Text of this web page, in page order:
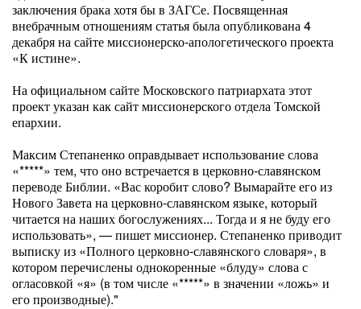
заключения брака хотя бы в ЗАГСе. Посвященная
внебрачным отношениям статья была опубликована 4
декабря на сайте миссионерско-апологетического проекта
«К истине».
На официальном сайте Московского патриархата этот
проект указан как сайт миссионерского отдела Томской
епархии.
Максим Степаненко оправдывает использование слова
«*****» тем, что оно встречается в церковно-славянском
переводе Библии. «Вас коробит слово? Вымарайте его из
Нового Завета на церковно-славянском языке, который
читается на наших богослужениях... Тогда и я не буду его
использовать», — пишет миссионер. Степаненко приводит
выписку из «Полного церковно-славянского словаря», в
котором перечислены однокоренные «блуду» слова с
огласовкой «я» (в том числе «*****» в значении «ложь» и
его производные)."